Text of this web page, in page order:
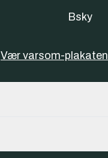
Bsky
Vær varsom-plakaten